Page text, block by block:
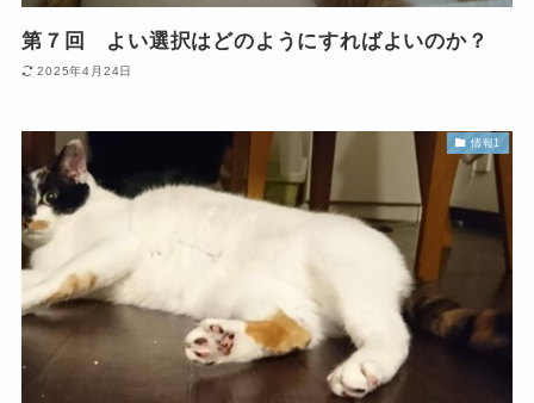
第７回 よい選択はどのようにすればよいのか？
2025年4月24日
情報1